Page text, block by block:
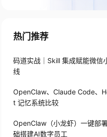
热门推荐
码道实战｜Skill 集成赋能微信
线
OpenClaw、Claude Code、
t 记忆系统比较
OpenClaw（小龙虾）一键部
础搭建AI数字员工